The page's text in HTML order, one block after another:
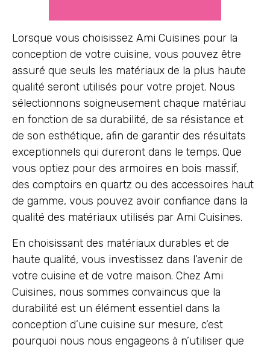
Lorsque vous choisissez Ami Cuisines pour la
conception de votre cuisine, vous pouvez être
assuré que seuls les matériaux de la plus haute
qualité seront utilisés pour votre projet. Nous
sélectionnons soigneusement chaque matériau
en fonction de sa durabilité, de sa résistance et
de son esthétique, afin de garantir des résultats
exceptionnels qui dureront dans le temps. Que
vous optiez pour des armoires en bois massif,
des comptoirs en quartz ou des accessoires haut
de gamme, vous pouvez avoir confiance dans la
qualité des matériaux utilisés par Ami Cuisines.
En choisissant des matériaux durables et de
haute qualité, vous investissez dans l’avenir de
votre cuisine et de votre maison. Chez Ami
Cuisines, nous sommes convaincus que la
durabilité est un élément essentiel dans la
conception d’une cuisine sur mesure, c’est
pourquoi nous nous engageons à n’utiliser que